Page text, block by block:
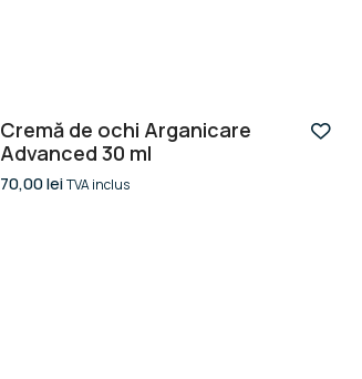
Cremă de ochi Arganicare
Advanced 30 ml
70,00leiTVA inclus